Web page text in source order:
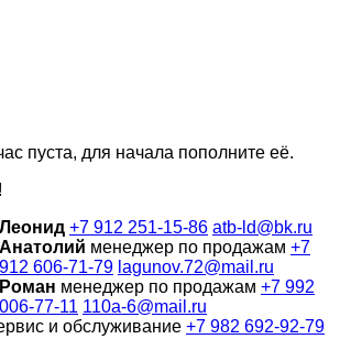
пуста, для начала пополните её.
Леонид +7 912 251-15-86 atb-ld@bk.ru
Анатолий менеджер по продажам +7
912 606-71-79 lagunov.72@mail.ru
Роман менеджер по продажам +7 992
006-77-11 110a-6@mail.ru
и обслуживание +7 982 692-92-79